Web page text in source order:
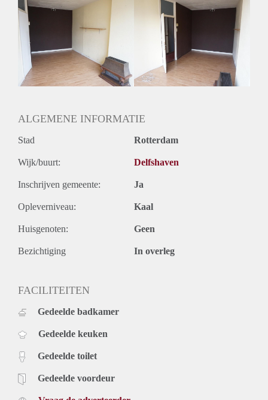
ALGEMENE INFORMATIE
Stad Rotterdam
Wijk/buurt: Delfshaven
Inschrijven gemeente: Ja
Opleverniveau: Kaal
Huisgenoten: Geen
Bezichtiging In overleg
FACILITEITEN
Gedeelde badkamer
Gedeelde keuken
Gedeelde toilet
Gedeelde voordeur